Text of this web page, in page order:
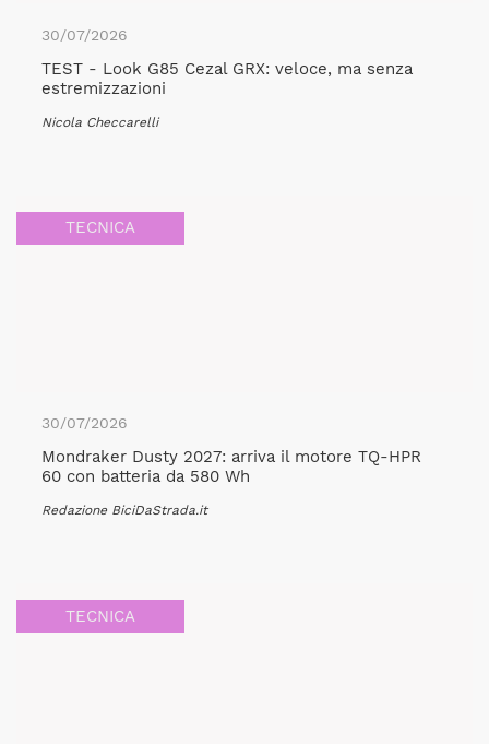
30/07/2026
TEST - Look G85 Cezal GRX: veloce, ma senza
estremizzazioni
Nicola Checcarelli
TECNICA
30/07/2026
Mondraker Dusty 2027: arriva il motore TQ-HPR
60 con batteria da 580 Wh
Redazione BiciDaStrada.it
TECNICA